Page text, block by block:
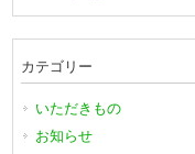
カテゴリー
いただきもの
お知らせ